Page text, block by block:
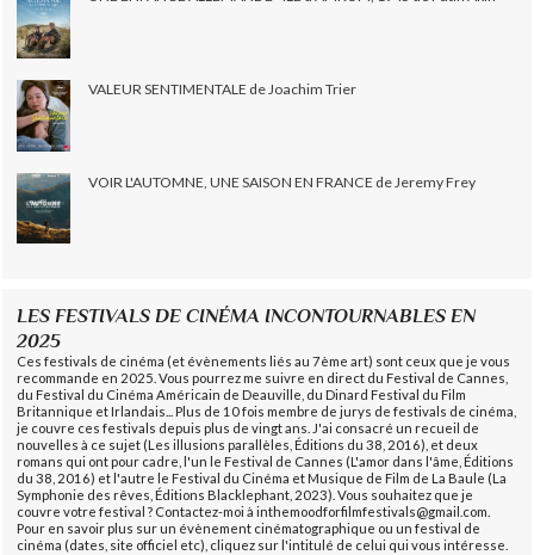
VALEUR SENTIMENTALE de Joachim Trier
VOIR L'AUTOMNE, UNE SAISON EN FRANCE de Jeremy Frey
LES FESTIVALS DE CINÉMA INCONTOURNABLES EN
2025
Ces festivals de cinéma (et évènements liés au 7ème art) sont ceux que je vous
recommande en 2025. Vous pourrez me suivre en direct du Festival de Cannes,
du Festival du Cinéma Américain de Deauville, du Dinard Festival du Film
Britannique et Irlandais... Plus de 10 fois membre de jurys de festivals de cinéma,
je couvre ces festivals depuis plus de vingt ans. J'ai consacré un recueil de
nouvelles à ce sujet (Les illusions parallèles, Éditions du 38, 2016), et deux
romans qui ont pour cadre, l'un le Festival de Cannes (L'amor dans l'âme, Éditions
du 38, 2016) et l'autre le Festival du Cinéma et Musique de Film de La Baule (La
Symphonie des rêves, Éditions Blacklephant, 2023). Vous souhaitez que je
couvre votre festival ? Contactez-moi à inthemoodforfilmfestivals@gmail.com.
Pour en savoir plus sur un évènement cinématographique ou un festival de
cinéma (dates, site officiel etc), cliquez sur l'intitulé de celui qui vous intéresse.